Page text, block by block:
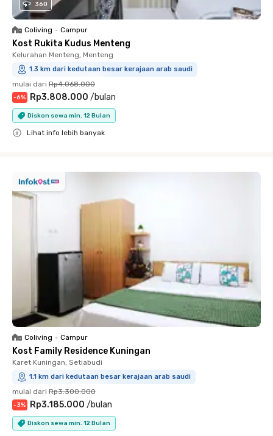
360
Coliving • Campur
Kost Rukita Kudus Menteng
Kelurahan Menteng, Menteng
1.3 km dari kedutaan besar kerajaan arab saudi
mulai dari Rp4.068.000
-6% Rp3.808.000 /bulan
Diskon sewa min. 12 Bulan
Lihat info lebih banyak
Coliving • Campur
Kost Family Residence Kuningan
Karet Kuningan, Setiabudi
1.1 km dari kedutaan besar kerajaan arab saudi
mulai dari Rp3.300.000
-3% Rp3.185.000 /bulan
Diskon sewa min. 12 Bulan